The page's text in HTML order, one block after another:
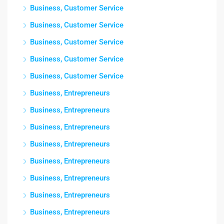
Business, Customer Service
Business, Customer Service
Business, Customer Service
Business, Customer Service
Business, Customer Service
Business, Entrepreneurs
Business, Entrepreneurs
Business, Entrepreneurs
Business, Entrepreneurs
Business, Entrepreneurs
Business, Entrepreneurs
Business, Entrepreneurs
Business, Entrepreneurs